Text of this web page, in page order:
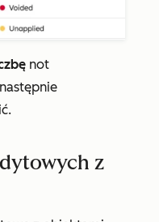
not
z